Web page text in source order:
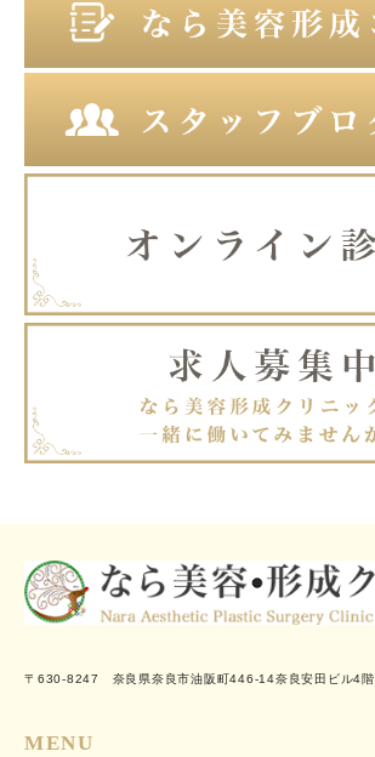
〒630-8247 奈良県奈良市油阪町446-14奈良安田ビル4階
MENU